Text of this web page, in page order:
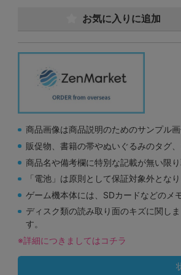
お気に入りに追加
商品画像は商品説明のためのサンプル画
販促物、書籍の帯やぬいぐるみのタグ
商品名や備考欄に特別な記載が無い限
「電池」は原則として保証対象外となり
ゲーム機本体には、SDカードなどのメ
ディスク類の読み取り面のキズに関し
す。
※詳細につきましてはコチラ